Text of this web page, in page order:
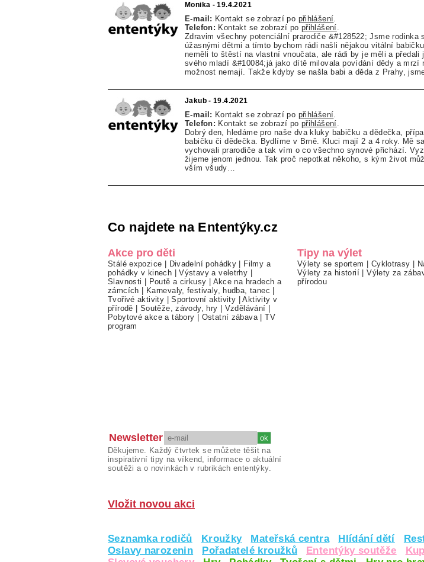
Monika - 19.4.2021
E-mail: Kontakt se zobrazí po přihlášení
Telefon: Kontakt se zobrazí po přihlášení
Zdravim všechny potenciální prarodiče &#128522; Jsme rodinka
úžasnými dětmi a tímto bychom rádi našli nějakou vitální
neměli to štěstí na vlastní vnoučata, ale rádi by je měli a předali
svého mladí &#10084;já jako dítě milovala povídání dědy a mrzí
možnost nemají. Takže kdyby se našla babi a děda z Prahy,
Jakub - 19.4.2021
E-mail: Kontakt se zobrazí po přihlášení
Telefon: Kontakt se zobrazí po přihlášení
Dobrý den, hledáme pro naše dva kluky babičku a dědečka,
babičku či dědečka. Bydlíme v Brně. Kluci mají 2 a 4 roky. Mě
vychovali prarodiče a tak vím o co všechno synové přichází.
žijeme jenom jednou. Tak proč nepotkat někoho, s kým život
vším všudy…
Co najdete na Ententýky.cz
Akce pro děti
Stálé expozice Divadelní pohádky
Filmy a
pohádky v kinech |Výstavy a veletrhy
Slavnosti
Poutě a cirkusy
Akce na hradech a
zámcích
Karnevaly, festivaly, hudba, tanec
Tvořivé aktivity |Sportovní aktivity |Aktivity v
přírodě
Soutěže, závody, hry Vzdělávání
Pobytové akce a tábory
Ostatní zábava |TV
program
Tipy na výlet
Výlety se sportem Cyklotrasy
Výlety za historií |Výlety za
přírodou
Newsletter
Děkujeme. Každý čtvrtek se můžete těšit na
inspirativní tipy na víkend, informace o aktuální
soutěži a o novinkách v rubrikách ententýky.
Vložit novou akci
Seznamka rodičů Kroužky Mateřská centra Hlídání dětí
Oslavy narozenin
Pořadatelé kroužků Ententýky soutěže